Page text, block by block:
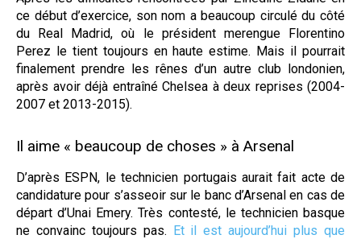
ce début d’exercice, son nom a beaucoup circulé du côté
du Real Madrid, où le président merengue Florentino
Perez le tient toujours en haute estime. Mais il pourrait
finalement prendre les rênes d’un autre club londonien,
après avoir déjà entraîné Chelsea à deux reprises (2004-
2007 et 2013-2015).
Il aime « beaucoup de choses » à Arsenal
D’après ESPN, le technicien portugais aurait fait acte de
candidature pour s’asseoir sur le banc d’Arsenal en cas de
départ d’Unai Emery. Très contesté, le technicien basque
ne convainc toujours pas. Et il est aujourd’hui plus que